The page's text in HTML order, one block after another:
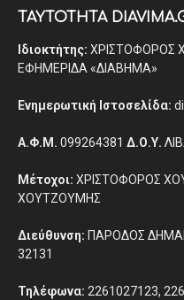
ΤΑΥΤΟΤΗΤΑ
Ιδιοκτήτης: ΧΡΙΣΤΟΦΟΡΟΣ
ΕΦΗΜΕΡΙΔΑ «ΔΙΑΒΗΜΑ»
Ενημερωτική Ιστοσελίδα:
Α.Φ.Μ. 099264381 Δ.Ο.Υ.
Μέτοχοι: ΧΡΙΣΤΟΦΟΡΟΣ
ΧΟΥΤΖΟΥΜΗΣ
Διεύθυνση: ΠΑΡΟΔΟΣ
32131
Τηλέφωνα: 2261027123,